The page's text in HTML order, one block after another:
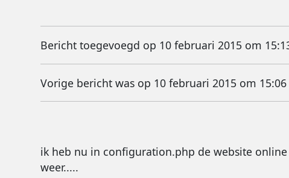
Bericht toegevoegd op 10 februari 2015 om
Vorige bericht was op 10 februari 2015 om 15:06
ik heb nu in configuration.php de website
weer.....